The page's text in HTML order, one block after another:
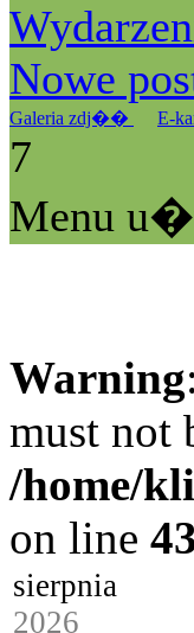
Nowe
Galeria zdj�� E-
7
Menu
Warning
must not
/home/
on line
sierpnia
2026